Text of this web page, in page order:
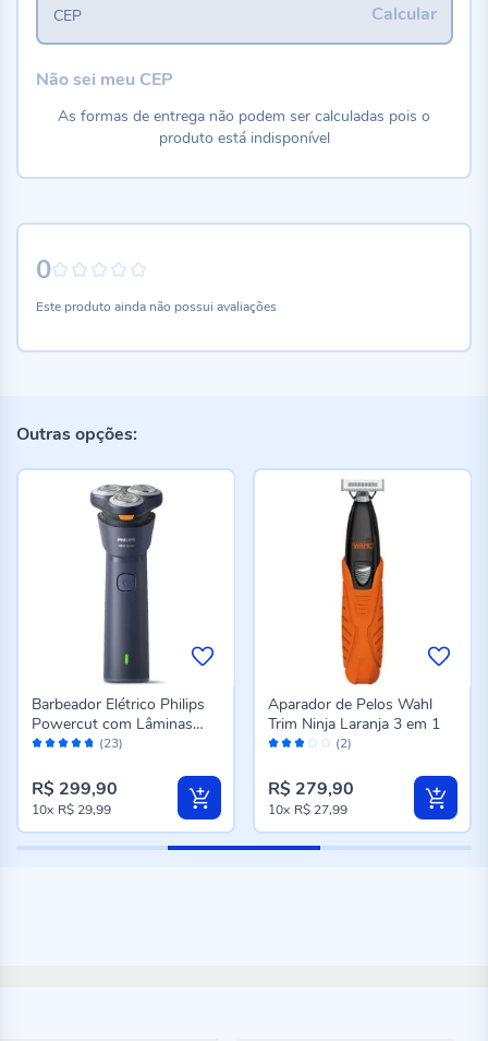
0
Este produto ainda não possui avaliações
Calcular
CEP
Não sei meu CEP
As formas de entrega não podem ser calculadas pois o
produto está indisponível
Outras opções:
Avaliação: (23)
Barbeador Elétrico Philips
Powercut com Lâminas
S1881/00
R$ 299,90
10x R$ 29,99
Avaliação: (2)
Aparador de Pelos Wahl
Trim Ninja Laranja 3 em 1
R$ 279,90
10x R$ 27,99